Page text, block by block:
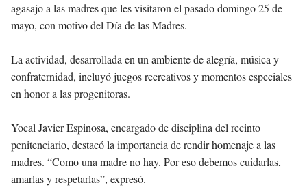
agasajo a las madres que les visitaron el pasado domingo 25 de
mayo, con motivo del Día de las Madres.
La actividad, desarrollada en un ambiente de alegría, música y
confraternidad, incluyó juegos recreativos y momentos especiales
en honor a las progenitoras.
Yocal Javier Espinosa, encargado de disciplina del recinto
penitenciario, destacó la importancia de rendir homenaje a las
madres. “Como una madre no hay. Por eso debemos cuidarlas,
amarlas y respetarlas”, expresó.